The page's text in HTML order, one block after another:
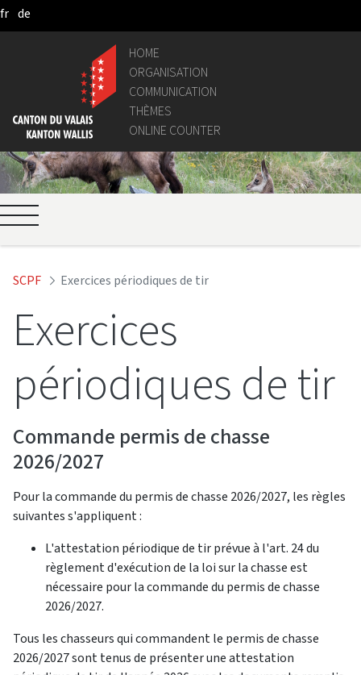
Skip to Main Content
fr de
HOME
ORGANISATION
COMMUNICATION
THÈMES
ONLINE COUNTER
SCPF Exercices périodiques de tir
Exercices
périodiques de tir
Commande permis de chasse
2026/2027
Pour la commande du permis de chasse 2026/2027, les règles
suivantes s'appliquent :
L'attestation périodique de tir prévue à l'art. 24 du
règlement d'exécution de la loi sur la chasse est
nécessaire pour la commande du permis de chasse
2026/2027.
Tous les chasseurs qui commandent le permis de chasse
2026/2027 sont tenus de présenter une attestation